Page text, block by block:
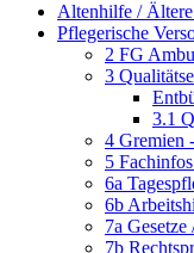
Altenhilfe /
Pflegerische
2 FG
3
3.1
4 Gremien
5
6a
6b
7a
7b